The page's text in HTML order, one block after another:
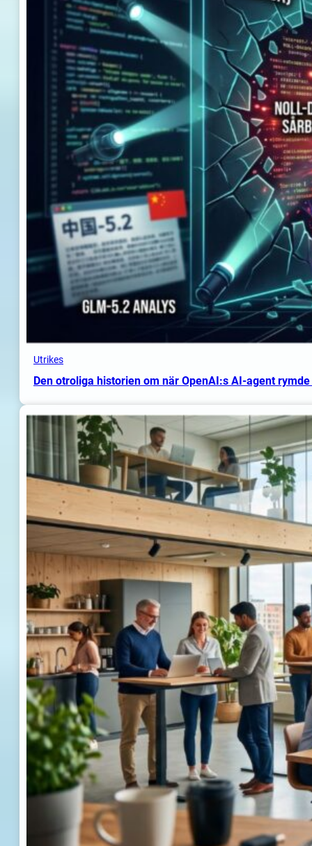
Utrikes
Den otroliga historien om när OpenAI:s AI-agent